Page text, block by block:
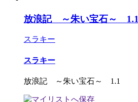
放浪記 ～朱い宝石～ 1.1
スラキー
スラキー
放浪記 ～朱い宝石～ 1.1